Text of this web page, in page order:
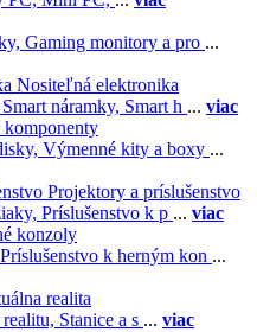
Gaming monitory a pro ...
Nositeľná elektronika
Smart náramky, Smart h ... viac
komponenty
Výmenné kity a boxy ...
Projektory a príslušenstvo
Príslušenstvo k p ... viac
konzoly
Príslušenstvo k herným kon ...
realita
Stanice a s ... viac